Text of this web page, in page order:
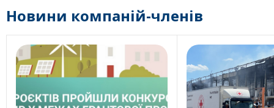
Новини компаній-членів